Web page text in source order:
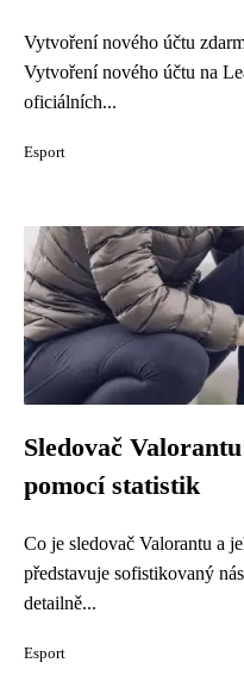
Vytvoření nového účtu
Vytvoření nového účtu na
oficiálních...
Esport
Sledovač
pomocí statistik
Co je sledovač Valorantu a
představuje sofistikovaný
detailně...
Esport